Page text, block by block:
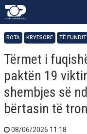
BOTA KRYESORE TË FUNDIT
Tërmet i
paktën 19
shembjes së
bërtasin të
08/06/2026 11:18